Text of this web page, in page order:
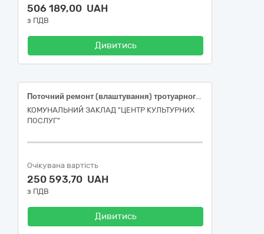
506 189,00 UAH
з ПДВ
Дивитись
Поточний ремонт (влаштування) тротуарного покриття на території палацу культури філії ЦКП за адресою: м. Запоріжжя, просп. Інженера Преображенського, 15 (ДК 021:2015 (CPV)- 45233253-7 Влаштування тротуарного покриття
КОМУНАЛЬНИЙ ЗАКЛАД "ЦЕНТР КУЛЬТУРНИХ
ПОСЛУГ"
Очікувана вартість
250 593,70 UAH
з ПДВ
Дивитись